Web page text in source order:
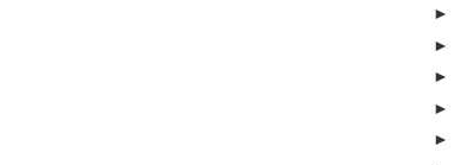
►
►
►
►
►